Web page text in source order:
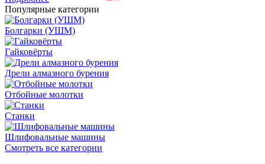
Популярные категории
Болгарки (УШМ)
Гайковёрты
Дрели алмазного бурения
Отбойные молотки
Станки
Шлифовальные машины
Смотреть все категории